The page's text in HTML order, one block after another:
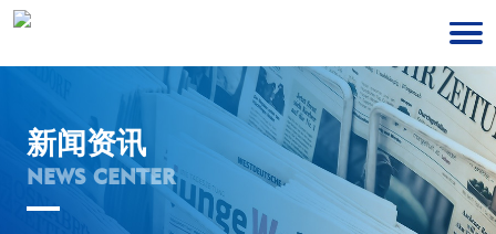
新闻资讯
NEWS CENTER